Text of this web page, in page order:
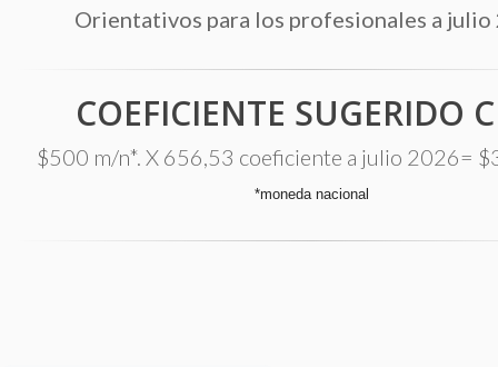
Orientativos para los profesionales a julio
COEFICIENTE SUGERIDO
$500 m/n*. X 656,53 coeficiente a julio 2026=
*moneda nacional